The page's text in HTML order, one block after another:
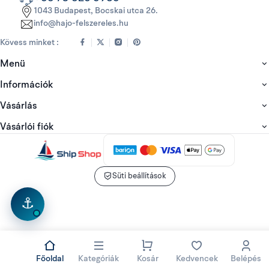
Főoldal Kategóriák Kosár Kedvencek Belépés
1043 Budapest, Bocskai utca 26.
info@hajo-felszereles.hu
Kövess minket :
Menü
Információk
Vásárlás
Vásárlói fiók
Süti beállítások
⚓